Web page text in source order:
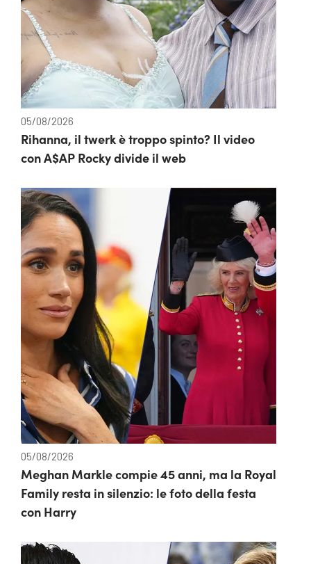
05/08/2026
Rihanna, il twerk è troppo spinto? Il video
con A$AP Rocky divide il web
05/08/2026
Meghan Markle compie 45 anni, ma la Royal
Family resta in silenzio: le foto della festa
con Harry